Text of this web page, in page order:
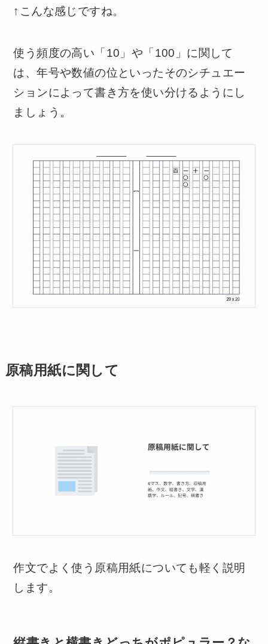
↑こんな感じですね。
使う頻度の高い「10」や「100」に関して
は、年号や数値の位といったそのシチュエー
ションによって書き方を使い分けるようにし
ましょう。
原稿用紙に関して
作文でよく使う原稿用紙についても軽く説明
します。